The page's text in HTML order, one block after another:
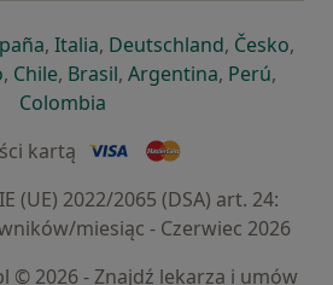
nowej karcie
się w nowej karcie
otwiera się w nowej karcie
, Italiaotwiera się w nowej
, Deutschlandotwiera się
, Česko,
w nowej karcie
otwiera się w nowej karcie
, Chileotwiera się w nowej karcie
, Brasilotwiera się w nowej
, Argentinaotwiera się
, Perú,
Colombia
kartą
(UE) 2022/2065 (DSA) art. 24:
miesiąc - Czerwiec 2026
© 2026 - Znajdź lekarza i umów